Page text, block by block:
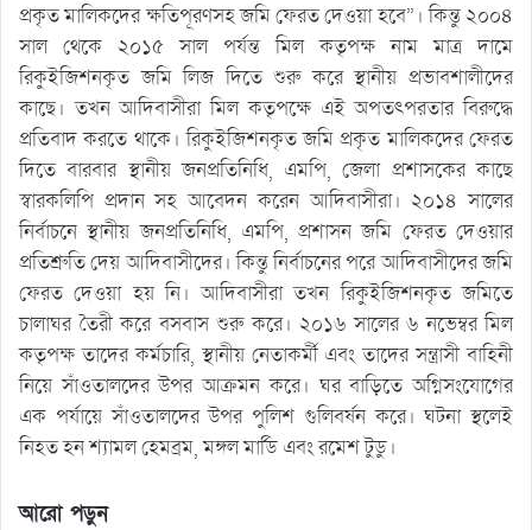
প্রকৃত মালিকদের ক্ষতিপূরণসহ জমি ফেরত দেওয়া হবে”। কিন্তু ২০০৪
সাল থেকে ২০১৫ সাল পর্যন্ত মিল কতৃপক্ষ নাম মাত্র দামে
রিকুইজিশনকৃত জমি লিজ দিতে শুরু করে স্থানীয় প্রভাবশালীদের
কাছে। তখন আদিবাসীরা মিল কতৃপক্ষে এই অপতৎপরতার বিরুদ্ধে
প্রতিবাদ করতে থাকে। রিকুইজিশনকৃত জমি প্রকৃত মালিকদের ফেরত
দিতে বারবার স্থানীয় জনপ্রতিনিধি, এমপি, জেলা প্রশাসকের কাছে
স্বারকলিপি প্রদান সহ আবেদন করেন আদিবাসীরা। ২০১৪ সালের
নির্বাচনে স্থানীয় জনপ্রতিনিধি, এমপি, প্রশাসন জমি ফেরত দেওয়ার
প্রতিশ্রুতি দেয় আদিবাসীদের। কিন্তু নির্বাচনের পরে আদিবাসীদের জমি
ফেরত দেওয়া হয় নি। আদিবাসীরা তখন রিকুইজিশনকৃত জমিতে
চালাঘর তৈরী করে বসবাস শুরু করে। ২০১৬ সালের ৬ নভেম্বর মিল
কতৃপক্ষ তাদের কর্মচারি, স্থানীয় নেতাকর্মী এবং তাদের সন্ত্রাসী বাহিনী
নিয়ে সাঁওতালদের উপর আক্রমন করে। ঘর বাড়িতে অগ্নিসংযোগের
এক পর্যায়ে সাঁওতালদের উপর পুলিশ গুলিবর্ষন করে। ঘটনা স্থলেই
নিহত হন শ্যামল হেমব্রম, মঙ্গল মার্ডি এবং রমেশ টুডু।
আরো পড়ুন